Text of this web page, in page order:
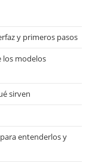
y primeros pasos
los modelos
sirven
entenderlos y